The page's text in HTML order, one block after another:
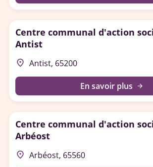
Centre communal d'action
Antist
place Antist, 65200
En savoir plus arrow_forward
Centre communal d'action
Arbéost
place Arbéost, 65560